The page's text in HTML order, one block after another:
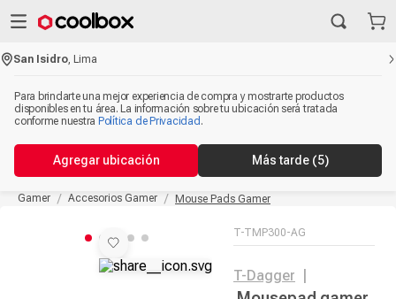
San Isidro ,Lima
Para brindarte una mejor experiencia de compra y mostrarte productos
disponibles en tu área. La información sobre tu ubicación será tratada
conforme nuestra Política de Privacidad .
Agregar ubicación Más tarde (5)
Gamer Accesorios Gamer Mouse Pads Gamer
T-TMP300-AG
T-Dagger